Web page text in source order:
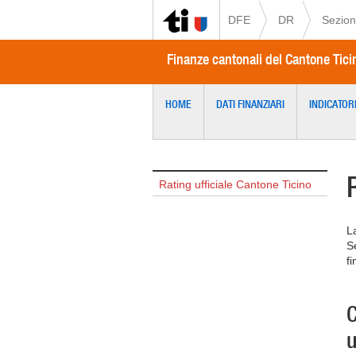
DFE DR
Finanze cantonali del Cantone
HOME DATI FINANZIARI
Rating ufficiale Cantone Ticino